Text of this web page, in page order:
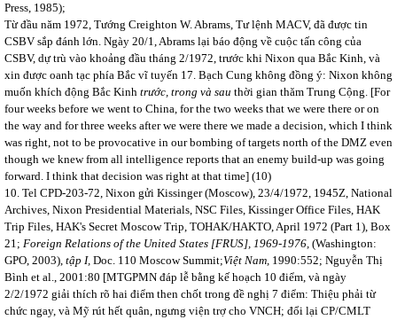
Press, 1985);
Từ đầu năm 1972, Tướng Creighton W. Abrams, Tư lệnh MACV, đã được tin
CSBV sắp đánh lớn. Ngày 20/1, Abrams lại báo động về cuộc tấn công của
CSBV, dự trù vào khoảng đầu tháng 2/1972, trước khi Nixon qua Bắc Kinh, và
xin được oanh tạc phía Bắc vĩ tuyến 17. Bạch Cung không đồng ý: Nixon không
muốn khích động Bắc Kinh trước, trong và sau thời gian thăm Trung Cộng. [For
four weeks before we went to China, for the two weeks that we were there or on
the way and for three weeks after we were there we made a decision, which I think
was right, not to be provocative in our bombing of targets north of the DMZ even
though we knew from all intelligence reports that an enemy build-up was going
forward. I think that decision was right at that time] (10)
10. Tel CPD-203-72, Nixon gửi Kissinger (Moscow), 23/4/1972, 1945Z, National
Archives, Nixon Presidential Materials, NSC Files, Kissinger Office Files, HAK
Trip Files, HAK's Secret Moscow Trip, TOHAK/HAKTO, April 1972 (Part 1), Box
21; Foreign Relations of the United States [FRUS], 1969-1976, (Washington:
GPO, 2003), tập I, Doc. 110 Moscow Summit;Việt Nam, 1990:552; Nguyễn Thị
Bình et al., 2001:80 [MTGPMN đáp lễ bằng kế hoạch 10 điểm, và ngày
2/2/1972 giải thích rõ hai điểm then chốt trong đề nghị 7 điểm: Thiệu phải từ
chức ngay, và Mỹ rút hết quân, ngưng viện trợ cho VNCH; đổi lại CP/CMLT